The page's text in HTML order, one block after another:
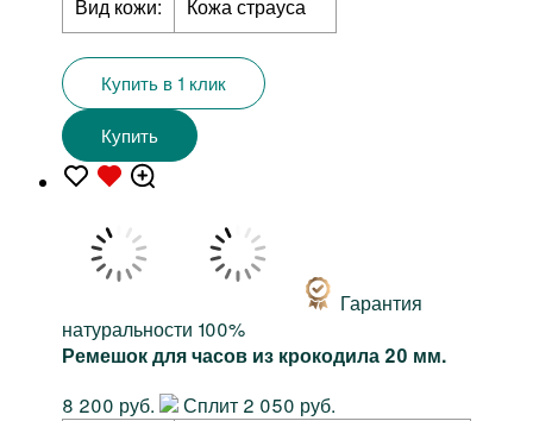
Вид кожи: Кожа страуса
Купить в 1 клик
Купить
Гарантия
натуральности 100%
Ремешок для часов из крокодила 20 мм.
8 200 руб.
Сплит 2 050 руб.